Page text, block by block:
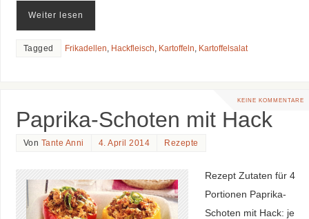
Weiter lesen
Tagged Frikadellen, Hackfleisch, Kartoffeln, Kartoffelsalat
KEINE KOMMENTARE
Paprika-Schoten mit Hack
Von Tante Anni 4. April 2014 Rezepte
Rezept Zutaten für 4
Portionen Paprika-
Schoten mit Hack: je